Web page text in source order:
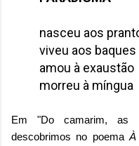
nasceu aos
viveu aos baques
amou à exaustão
morreu à míngua
Em "Do camarim, as
descobrimos no poema À